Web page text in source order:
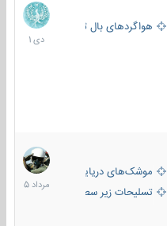
هواگردهای بال ثابت
12
دی
1401
موشک‌های دریایی
تسلیحات زیر سطحی
2
مرداد
1405